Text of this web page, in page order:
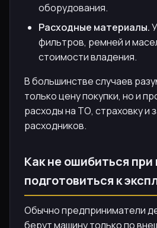
оборудования.
Расходные материалы.
фильтров, ремней и
стоимости владения.
В большинстве случаев
только цену покупки, но и
расходы на ТО, страховку и
расходников.
Как не ошибиться при
подготовиться к
Обычно предприниматели
берут машину только по